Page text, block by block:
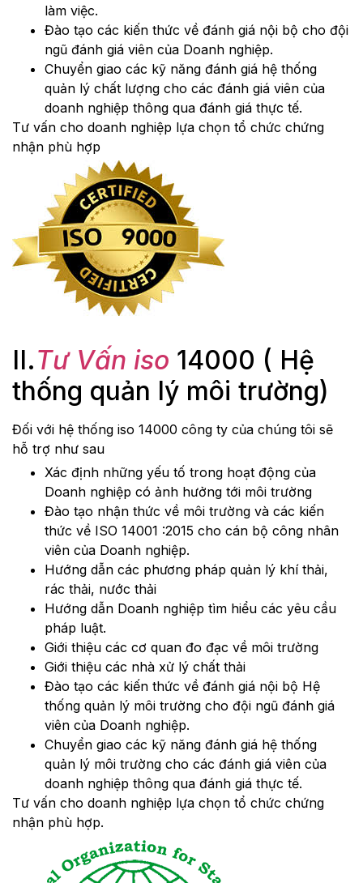
làm việc.
Đào tạo các kiến thức về đánh giá nội bộ cho đội
ngũ đánh giá viên của Doanh nghiệp.
Chuyển giao các kỹ năng đánh giá hệ thống
quản lý chất lượng cho các đánh giá viên của
doanh nghiệp thông qua đánh giá thực tế.
Tư vấn cho doanh nghiệp lựa chọn tổ chức chứng
nhận phù hợp
II.Tư Vấn iso 14000 ( Hệ
thống quản lý môi trường)
Đối với hệ thống iso 14000 công ty của chúng tôi sẽ
hỗ trợ như sau
Xác định những yếu tố trong hoạt động của
Doanh nghiệp có ảnh hưởng tới môi trường
Đào tạo nhận thức về môi trường và các kiến
thức về ISO 14001 :2015 cho cán bộ công nhân
viên của Doanh nghiệp.
Hướng dẫn các phương pháp quản lý khí thải,
rác thải, nước thải
Hướng dẫn Doanh nghiệp tìm hiểu các yêu cầu
pháp luật.
Giới thiệu các cơ quan đo đạc về môi trường
Giới thiệu các nhà xử lý chất thải
Đào tạo các kiến thức về đánh giá nội bộ Hệ
thống quản lý môi trường cho đội ngũ đánh giá
viên của Doanh nghiệp.
Chuyển giao các kỹ năng đánh giá hệ thống
quản lý môi trường cho các đánh giá viên của
doanh nghiệp thông qua đánh giá thực tế.
Tư vấn cho doanh nghiệp lựa chọn tổ chức chứng
nhận phù hợp.